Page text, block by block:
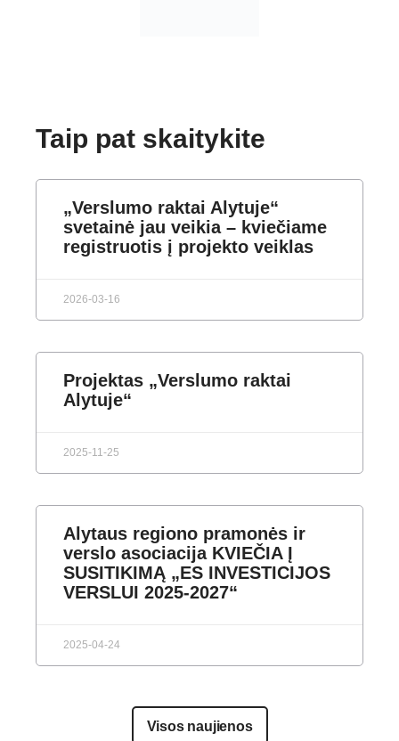
registruotis į projekto veiklas
2026-03-16
2025-11-25
SUSITIKIMĄ „ES INVESTICIJOS
VERSLUI 2025-2027“